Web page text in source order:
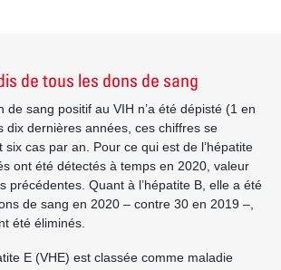
de tous les dons de sang
de sang positif au VIH n’a été dépisté (1 en
dix dernières années, ces chiffres se
cas par an. Pour ce qui est de l’hépatite
ont été détectés à temps en 2020, valeur
précédentes. Quant à l’hépatite B, elle a été
de sang en 2020 – contre 30 en 2019 –,
été éliminés.
E (VHE) est classée comme maladie